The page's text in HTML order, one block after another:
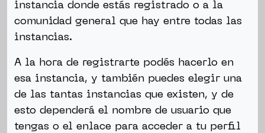
instancia donde estás registrado o a la
comunidad general que hay entre todas las
instancias.
A la hora de registrarte podés hacerlo en
esa instancia, y también puedes elegir una
de las tantas instancias que existen, y de
esto dependerá el nombre de usuario que
tengas o el enlace para acceder a tu perfil